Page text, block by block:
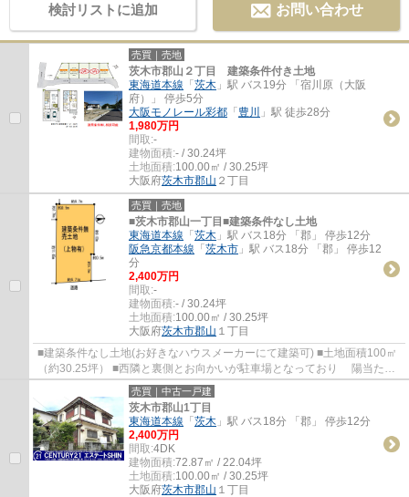
検討リストに追加 お問い合わせ
売買｜売地
茨木市郡山２丁目 建築条件付き土地
東海道本線 「 茨木 」駅 バス19分 「宿川原（大阪
府）」 停歩5分
大阪モノレール彩都 「 豊川
」駅 徒歩28分
1,980万円
間取:-
建物面積:- / 30.24坪
土地面積:100.00㎡ / 30.25坪
大阪府茨木市郡山 ２丁目
売買｜売地
■茨木市郡山一丁目■建築条件なし土地
東海道本線 「 茨木 」駅 バス18分 「郡」 停歩12分
阪急京都本線 「 茨木市 」駅 バス18分 「郡」 停歩12
分
2,400万円
間取:-
建物面積:- / 30.24坪
土地面積:100.00㎡ / 30.25坪
大阪府茨木市郡山 １丁目
■建築条件なし土地(お好きなハウスメーカーにて建築可) ■土地面積100㎡
（約30.25坪） ■西隣と裏側とお向かいが駐車場となっており 陽当た
り・風通し良好です
売買｜中古一戸建
茨木市郡山1丁目
東海道本線 「 茨木 」駅 バス18分 「郡」 停歩12分
2,400万円
間取:4DK
建物面積:72.87㎡ / 22.04坪
土地面積:100.00㎡ / 30.25坪
大阪府茨木市郡山 １丁目